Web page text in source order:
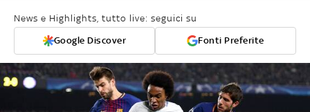
News e Highlights, tutto live: seguici su
Google Discover Fonti Preferite